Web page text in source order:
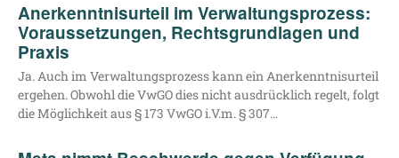
Anerkenntnisurteil im Verwaltungsprozess:
Voraussetzungen, Rechtsgrundlagen und
Praxis
Ja. Auch im Ver­wal­tungs­pro­zess kann ein Aner­kennt­nis­ur­teil
erge­hen. Obwohl die VwGO dies nicht aus­drück­lich regelt, folgt
die Mög­lich­keit aus § 173 VwGO i.V.m. § 307…